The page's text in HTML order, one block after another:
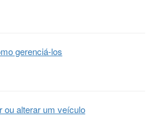
gerenciá-los
ou alterar um veículo